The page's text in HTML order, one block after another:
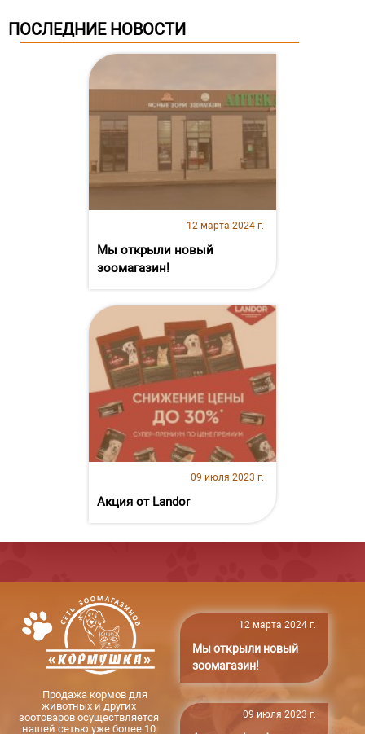
ПОСЛЕДНИЕ НОВОСТИ
12 марта 2024 г.
Мы открыли новый
зоомагазин!
09 июля 2023 г.
Акция от Landor
Продажа кормов для
животных и других
зоотоваров осуществляется
нашей сетью уже более 10
12 марта 2024 г.
Мы открыли новый
зоомагазин!
09 июля 2023 г.